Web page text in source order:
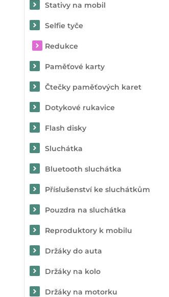
Stativy na mobil
Selfie tyče
Redukce
Paměťové karty
Čtečky paměťových karet
Dotykové rukavice
Flash disky
Sluchátka
Bluetooth sluchátka
Příslušenství ke sluchátkům
Pouzdra na sluchátka
Reproduktory k mobilu
Držáky do auta
Držáky na kolo
Držáky na motorku